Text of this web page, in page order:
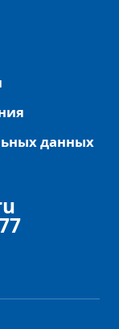
данных